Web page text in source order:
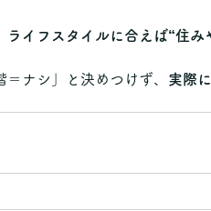
ライフスタイルに合えば“住み
ナシ」と決めつけず、 実際